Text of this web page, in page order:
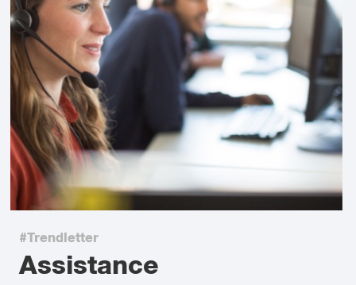
#Trendletter
Assistance